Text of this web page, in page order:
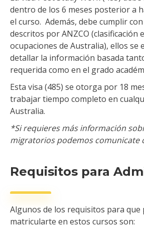
dentro de los 6 meses posterior a
el curso. Además, debe cumplir
descritos por ANZCO (clasificación
ocupaciones de Australia), ellos se
detallar la información basada
requerida como en el grado
Esta visa (485) se otorga por 18
trabajar tiempo completo en
Australia.
*Si requieres más información
migratorios podemos comunicate
Requisitos para
Algunos de los requisitos para que
matricularte en estos cursos son: